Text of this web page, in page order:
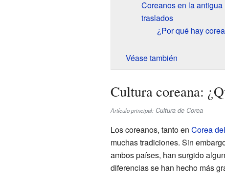
Coreanos en la
traslados
¿Por qué hay
Véase también
Cultura coreana:
Artículo principal: Cultura de Corea
Los coreanos, tanto en Corea
muchas tradiciones. Sin
ambos países, han surgido
diferencias se han hecho más